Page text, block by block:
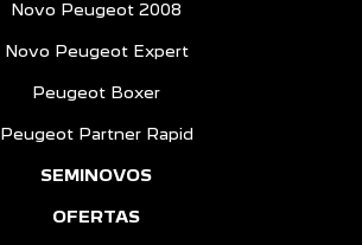
Novo Peugeot 2008
Novo Peugeot Expert
Peugeot Boxer
Peugeot Partner Rapid
SEMINOVOS
OFERTAS